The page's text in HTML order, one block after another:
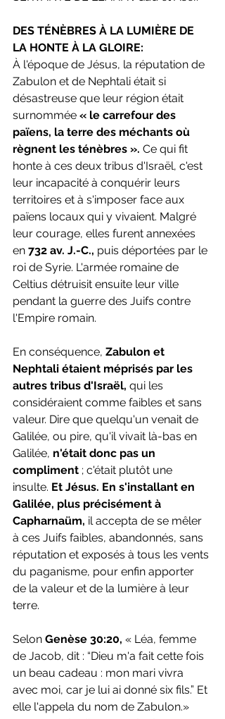
DES TÉNÈBRES À LA LUMIÈRE DE
LA HONTE À LA GLOIRE:
À l'époque de Jésus, la réputation de
Zabulon et de Nephtali était si
désastreuse que leur région était
surnommée « le carrefour des
païens, la terre des méchants où
règnent les ténèbres ». Ce qui fit
honte à ces deux tribus d'Israël, c'est
leur incapacité à conquérir leurs
territoires et à s'imposer face aux
païens locaux qui y vivaient. Malgré
leur courage, elles furent annexées
en 732 av. J.-C., puis déportées par le
roi de Syrie. L'armée romaine de
Celtius détruisit ensuite leur ville
pendant la guerre des Juifs contre
l'Empire romain.
En conséquence, Zabulon et
Nephtali étaient méprisés par les
autres tribus d'Israël, qui les
considéraient comme faibles et sans
valeur. Dire que quelqu'un venait de
Galilée, ou pire, qu'il vivait là-bas en
Galilée, n'était donc pas un
compliment ; c'était plutôt une
insulte. Et Jésus. En s'installant en
Galilée, plus précisément à
Capharnaüm, il accepta de se mêler
à ces Juifs faibles, abandonnés, sans
réputation et exposés à tous les vents
du paganisme, pour enfin apporter
de la valeur et de la lumière à leur
terre.
Selon Genèse 30:20, « Léa, femme
de Jacob, dit : “Dieu m'a fait cette fois
un beau cadeau : mon mari vivra
avec moi, car je lui ai donné six fils.” Et
elle l'appela du nom de Zabulon.»